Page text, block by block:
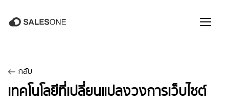
กลับ
เทคโนโลยีที่เปลี่ยนแปลงวงการเว็บไซต์